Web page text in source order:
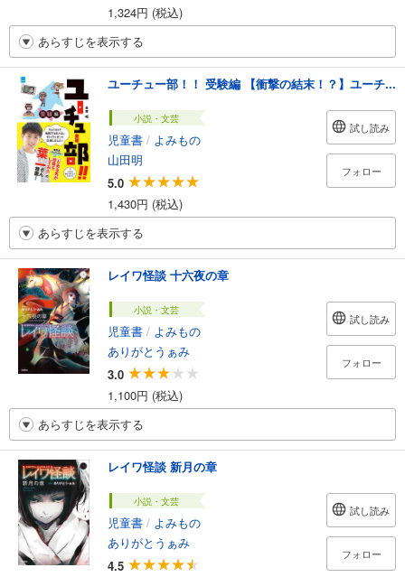
1,324円 (税込)
あらすじを表示する
ユーチュー部！！ 受験編 【衝撃の結末！？】ユーチ...
小説・文芸
児童書 / よみもの
山田明
5.0
1,430円 (税込)
試し読み
フォロー
あらすじを表示する
レイワ怪談 十六夜の章
小説・文芸
児童書 / よみもの
ありがとうぁみ
3.0
1,100円 (税込)
試し読み
フォロー
あらすじを表示する
レイワ怪談 新月の章
小説・文芸
児童書 / よみもの
ありがとうぁみ
4.5
試し読み
フォロー